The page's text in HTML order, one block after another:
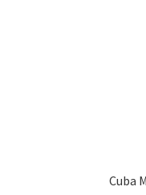
Cuba